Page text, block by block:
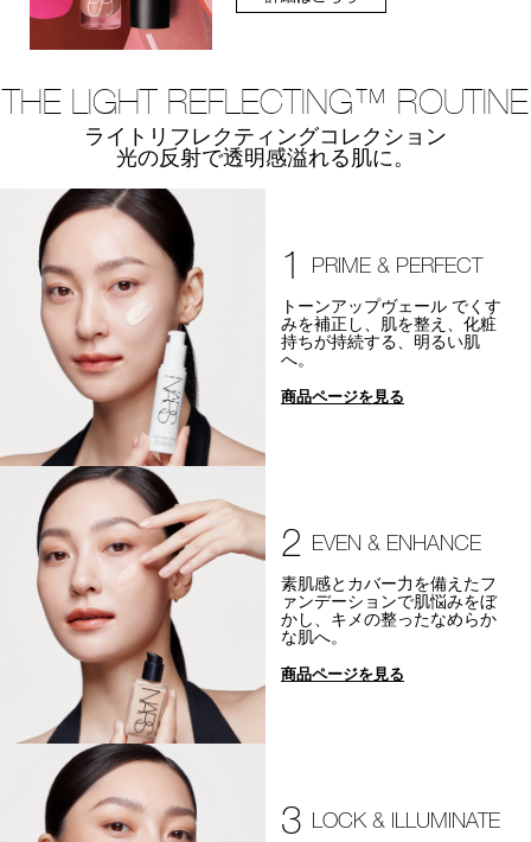
THE LIGHT REFLECTING™ ROUTINE
ライトリフレクティングコレクション
光の反射で透明感溢れる肌に。
1 PRIME & PERFECT
トーンアップヴェール でくす
みを補正し、肌を整え、化粧
持ちが持続する、明るい肌
へ。
商品ページを見る
2 EVEN & ENHANCE
素肌感とカバー力を備えたフ
ァンデーションで肌悩みをぼ
かし、キメの整ったなめらか
な肌へ。
商品ページを見る
3 LOCK & ILLUMINATE